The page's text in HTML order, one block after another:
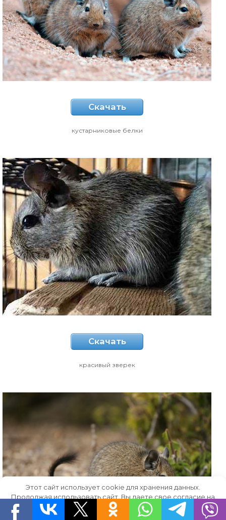
Скачать
кустарниковые белки
Скачать
красивый зверек
Этот сайт использует cookie для хранения данных.
Продолжая использовать сайт, Вы даете свое согласие на
работу с этими файлами.